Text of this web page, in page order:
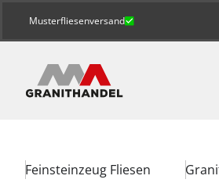
Musterfliesenversand
Feinsteinzeug Fliesen